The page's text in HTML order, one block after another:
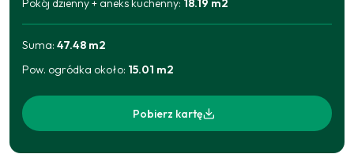
Pokój dzienny + aneks kuchenny: 18.19 m2
Suma:47.48 m2
Pow. ogródka około: 15.01 m2
Pobierz kartę